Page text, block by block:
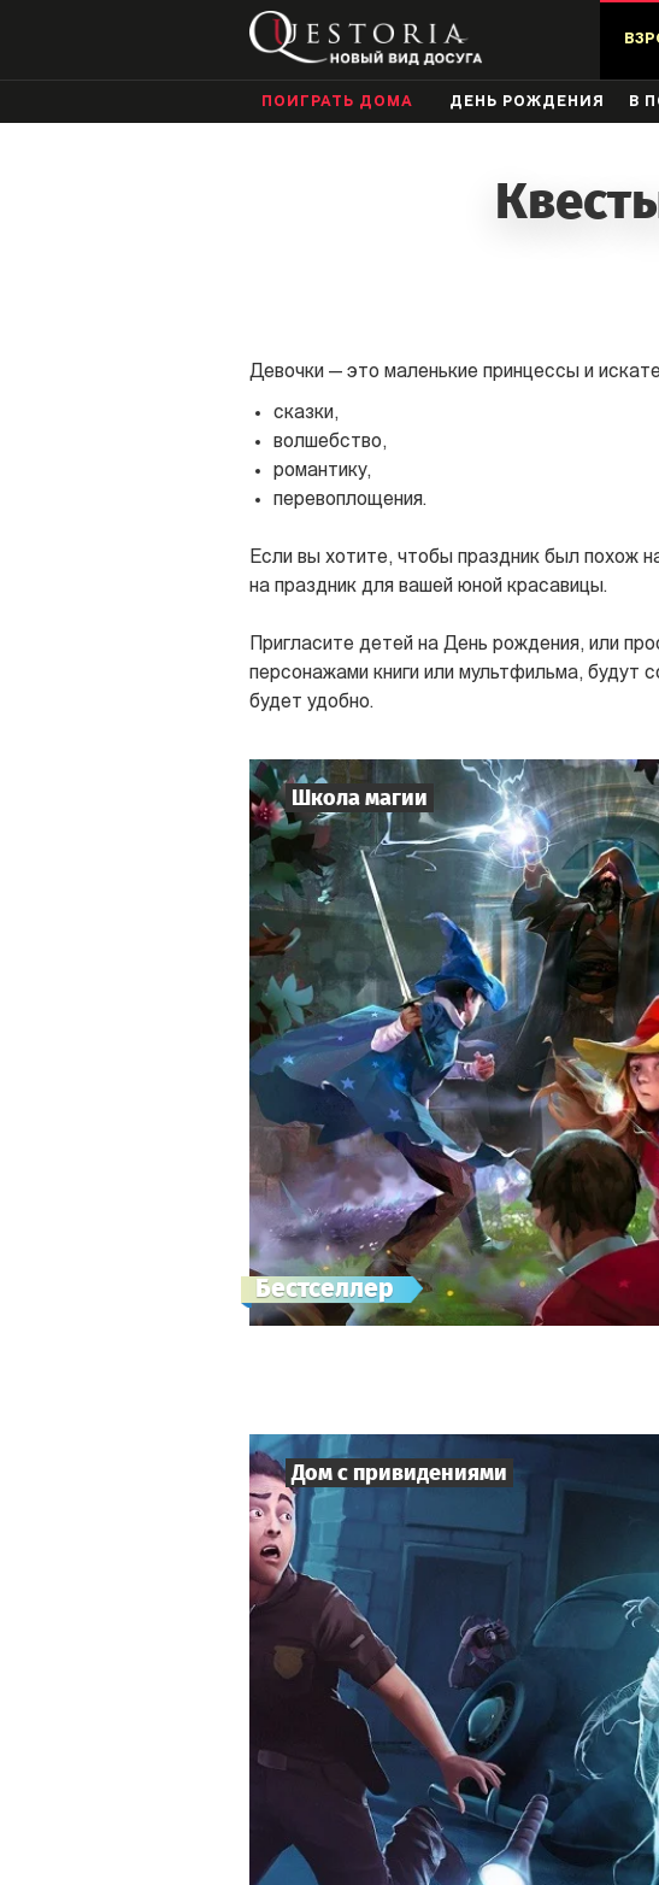
ПОИГРАТЬ ДОМА ДЕНЬ РОЖДЕНИЯ В
Девочки — это маленькие принцессы и
сказки,
волшебство,
романтику,
перевоплощения.
Если вы хотите, чтобы праздник был похож
на праздник для вашей юной красавицы.
Пригласите детей на День рождения, или
персонажами книги или мультфильма, будут
будет удобно.
Школа магии
Бестселлер
Дом с привидениями